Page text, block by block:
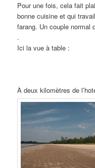
Pour une fois, cela fait
bonne cuisine et qui
farang. Un couple normal
.
Ici la vue à table :
À deux kilomètres de